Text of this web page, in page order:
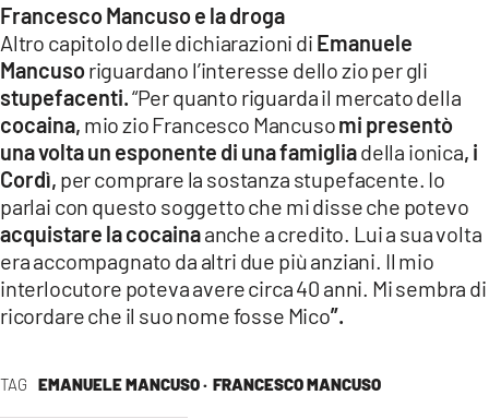
TAG EMANUELE MANCUSO · FRANCESCO MANCUSO
Francesco Mancuso e la droga
Altro capitolo delle dichiarazioni di Emanuele
Mancusoriguardano l’interesse dello zio per gli
stupefacenti.“Per quanto riguarda il mercato della
cocaina, mio zio Francesco Mancusomi presentò
una volta un esponente di una famigliadella ionica, i
Cordì, per comprare la sostanza stupefacente. Io
parlai con questo soggetto che mi disse che potevo
acquistare la cocainaanche a credito. Lui a sua volta
era accompagnato da altri due più anziani. Il mio
interlocutore poteva avere circa 40 anni. Mi sembra di
ricordare che il suo nome fosse Mico”.